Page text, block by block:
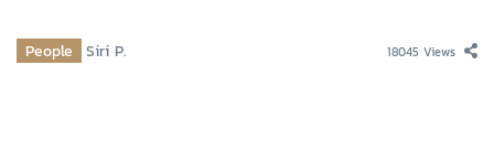
People Siri P. 18045 Views